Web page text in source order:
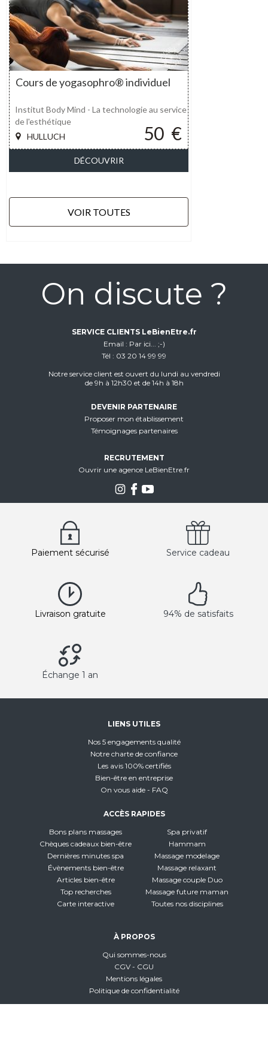
Cours de yogasophro® individuel
50 €
HULLUCH
Institut Body Mind - La technologie au service
de l'esthétique
DÉCOUVRIR
VOIR TOUTES
On discute ?
SERVICE CLIENTS LeBienEtre.fr
Email
Par ici... ;-)
Tél
03 20 14 99 99
Notre service client est ouvert du lundi au vendredi
de 9h à 12h30 et de 14h à 18h
DEVENIR PARTENAIRE
Proposer mon établissement
Témoignages partenaires
RECRUTEMENT
Ouvrir une agence LeBienEtre.fr
Paiement sécurisé Service cadeau
Livraison gratuite 94% de satisfaits
Échange 1 an
LIENS UTILES
Nos 5 engagements qualité
Notre charte de confiance
Les avis 100% certifiés
Bien-être en entreprise
On vous aide - FAQ
ACCÈS RAPIDES
Bons plans massages
Chèques cadeaux bien-être
Dernières minutes spa
Évènements bien-être
Articles bien-être
Top recherches
Carte interactive
Spa privatif
Hammam
Massage modelage
Massage relaxant
Massage couple Duo
Massage future maman
Toutes nos disciplines
À PROPOS
Qui sommes-nous
CGV - CGU
Mentions légales
Politique de confidentialité